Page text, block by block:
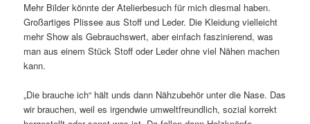
Mehr Bilder könnte der Atelierbesuch für mich diesmal haben.
Großartiges Plissee aus Stoff und Leder. Die Kleidung vielleicht
mehr Show als Gebrauchswert, aber einfach faszinierend, was
man aus einem Stück Stoff oder Leder ohne viel Nähen machen
kann.
„Die brauche ich“ hält unds dann Nähzubehör unter die Nase. Das
wir brauchen, weil es irgendwie umweltfreundlich, sozial korrekt